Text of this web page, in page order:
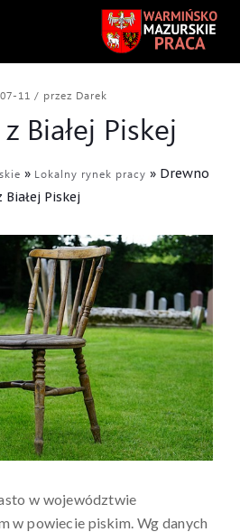
11 / przez Darek
Białej Piskej
» Lokalny rynek pracy » Drewno
Białej Piskej
w województwie
w powiecie piskim. Wg danych